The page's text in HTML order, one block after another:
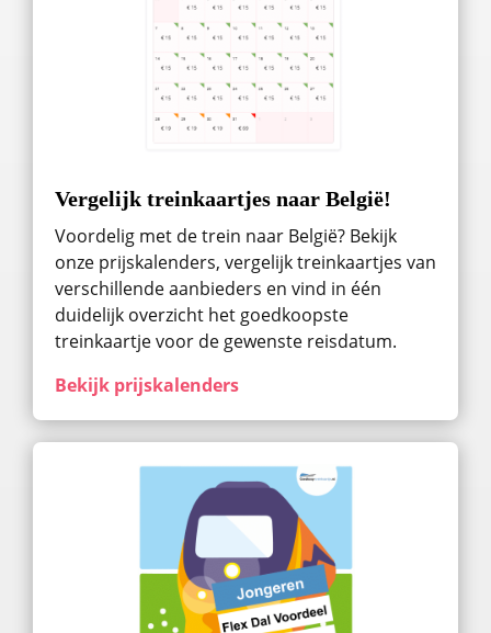
Vergelijk treinkaartjes naar België!
Voordelig met de trein naar België? Bekijk
onze prijskalenders, vergelijk treinkaartjes van
verschillende aanbieders en vind in één
duidelijk overzicht het goedkoopste
treinkaartje voor de gewenste reisdatum.
Bekijk prijskalenders